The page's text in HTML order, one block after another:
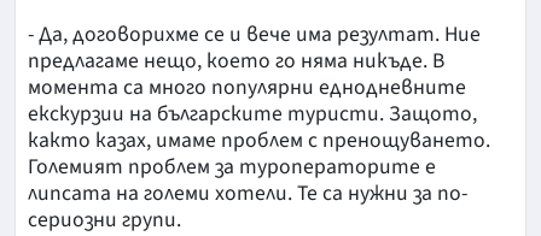
- Да, договорихме се и вече има резултат. Ние
предлагаме нещо, което го няма никъде. В
момента са много популярни еднодневните
екскурзии на българските туристи. Защото,
както казах, имаме проблем с пренощуването.
Големият проблем за туроператорите е
липсата на големи хотели. Те са нужни за по-
сериозни групи.